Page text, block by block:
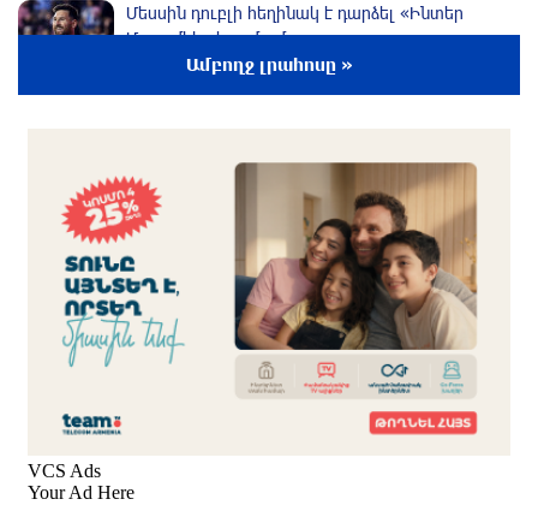
Մեսսին դուբլի հեղինակ է դարձել «Ինտեր
Մայամիի» կազմում
առաջնության իրավունքի վաճառքի հարց
այլեւս չկա
3 ժամ առաջ
Հայաստանը 320 մլն դոլարի նոր վարկեր
կվերցնի
3 ժամ առաջ
Հայաստանում պատրաստի մետաղական
Ամբողջ լրահոսը »